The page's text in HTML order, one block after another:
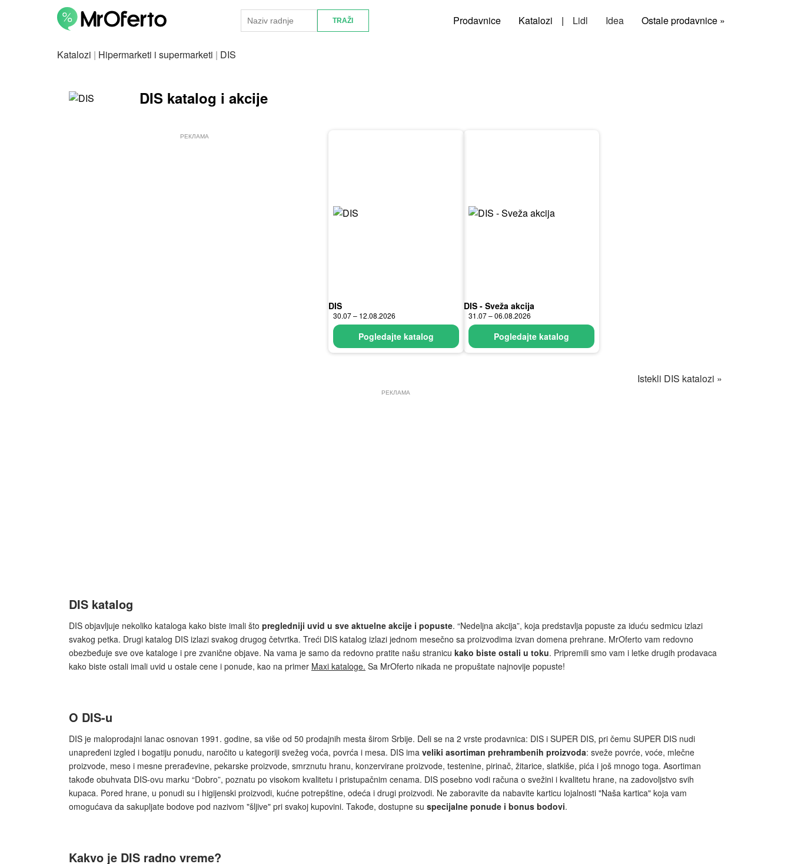
Prodavnice Katalozi | Lidl Idea Ostale prodavnice »
Katalozi | Hipermarketi i supermarketi | DIS
DIS katalog i akcije
РЕКЛАМА
DIS
30.07 – 12.08.2026
Pogledajte katalog
DIS - Sveža akcija
31.07 – 06.08.2026
Pogledajte katalog
Istekli DIS katalozi »
РЕКЛАМА
DIS katalog
DIS objavljuje nekoliko kataloga kako biste imali što pregledniji uvid u sve aktuelne akcije i popuste. “Nedeljna akcija”, koja predstavlja popuste za iduću sedmicu izlazi
svakog petka. Drugi katalog DIS izlazi svakog drugog četvrtka. Treći DIS katalog izlazi jednom mesečno sa proizvodima izvan domena prehrane. MrOferto vam redovno
obezbeđuje sve ove kataloge i pre zvanične objave. Na vama je samo da redovno pratite našu stranicu kako biste ostali u toku. Pripremili smo vam i letke drugih prodavaca
kako biste ostali imali uvid u ostale cene i ponude, kao na primer Maxi kataloge. Sa MrOferto nikada ne propuštate najnovije popuste!
O DIS-u
DIS je maloprodajni lanac osnovan 1991. godine, sa više od 50 prodajnih mesta širom Srbije. Deli se na 2 vrste prodavnica: DIS i SUPER DIS, pri čemu SUPER DIS nudi
unapređeni izgled i bogatiju ponudu, naročito u kategoriji svežeg voća, povrća i mesa. DIS ima veliki asortiman prehrambenih proizvoda: sveže povrće, voće, mlečne
proizvode, meso i mesne prerađevine, pekarske proizvode, smrznutu hranu, konzervirane proizvode, testenine, pirinač, žitarice, slatkiše, pića i još mnogo toga. Asortiman
takođe obuhvata DIS-ovu marku “Dobro”, poznatu po visokom kvalitetu i pristupačnim cenama. DIS posebno vodi računa o svežini i kvalitetu hrane, na zadovoljstvo svih
kupaca. Pored hrane, u ponudi su i higijenski proizvodi, kućne potrepštine, odeća i drugi proizvodi. Ne zaboravite da nabavite karticu lojalnosti "Naša kartica" koja vam
omogućava da sakupljate bodove pod nazivom "šljive" pri svakoj kupovini. Takođe, dostupne su specijalne ponude i bonus bodovi.
Kakvo je DIS radno vreme?